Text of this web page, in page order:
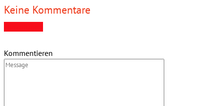
Keine Kommentare
Kommentieren